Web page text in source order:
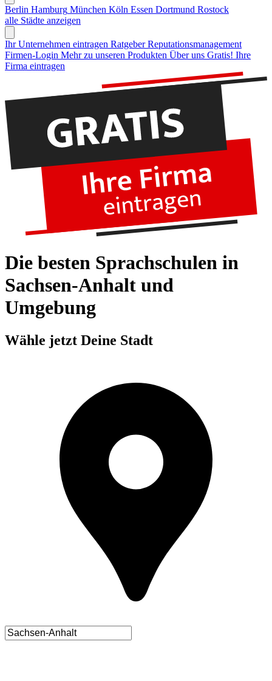
Berlin Hamburg München Köln Essen Dortmund Rostock
alle Städte anzeigen
Ihr Unternehmen eintragen Ratgeber Reputationsmanagement
Firmen-Login Mehr zu unseren Produkten Über uns Gratis! Ihre
Firma eintragen
Die besten Sprachschulen in
Sachsen-Anhalt und
Umgebung
Wähle jetzt Deine Stadt